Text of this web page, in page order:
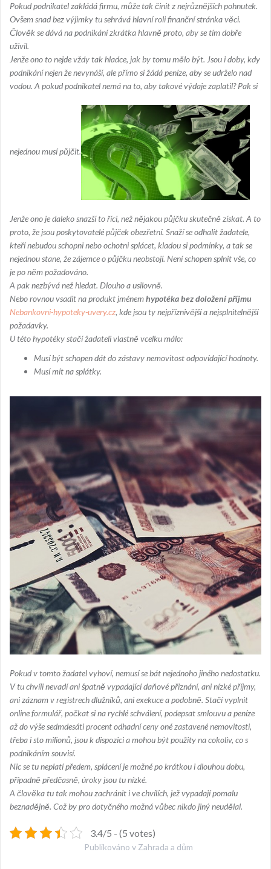
Pokud podnikatel zakládá firmu, může tak činit z nejrůznějších pohnutek.
Ovšem snad bez výjimky tu sehrává hlavní roli finanční stránka věci.
Člověk se dává na podnikání zkrátka hlavně proto, aby se tím dobře
uživil.
Jenže ono to nejde vždy tak hladce, jak by tomu mělo být. Jsou i doby, kdy
podnikání nejen že nevynáší, ale přímo si žádá peníze, aby se udrželo nad
vodou. A pokud podnikatel nemá na to, aby takové výdaje zaplatil? Pak si
nejednou musí půjčit.
Jenže ono je daleko snazší to říci, než nějakou půjčku skutečně získat. A to
proto, že jsou poskytovatelé půjček obezřetní. Snaží se odhalit žadatele,
kteří nebudou schopni nebo ochotni splácet, kladou si podmínky, a tak se
nejednou stane, že zájemce o půjčku neobstojí. Není schopen splnit vše, co
je po něm požadováno.
A pak nezbývá než hledat. Dlouho a usilovně.
Nebo rovnou vsadit na produkt jménemhypotéka bez doložení příjmu
Nebankovni-hypoteky-uvery.cz, kde jsou ty nejpříznivější a nejsplnitelnější
požadavky.
U této hypotéky stačí žadateli vlastně vcelku málo:
Musí být schopen dát do zástavy nemovitost odpovídající hodnoty.
Musí mít na splátky.
Pokud v tomto žadatel vyhoví, nemusí se bát nejednoho jiného nedostatku.
V tu chvíli nevadí ani špatně vypadající daňové přiznání, ani nízké příjmy,
ani záznam v registrech dlužníků, ani exekuce a podobně. Stačí vyplnit
online formulář, počkat si na rychlé schválení, podepsat smlouvu a peníze
až do výše sedmdesáti procent odhadní ceny oné zastavené nemovitosti,
třeba i sto milionů, jsou k dispozici a mohou být použity na cokoliv, co s
podnikáním souvisí.
Nic se tu neplatí předem, splácení je možné po krátkou i dlouhou dobu,
případně předčasně, úroky jsou tu nízké.
A člověka tu tak mohou zachránit i ve chvílích, jež vypadají pomalu
beznadějně. Což by pro dotyčného možná vůbec nikdo jiný neudělal.
3.4/5 - (5 votes)
Publikováno v Zahrada a dům